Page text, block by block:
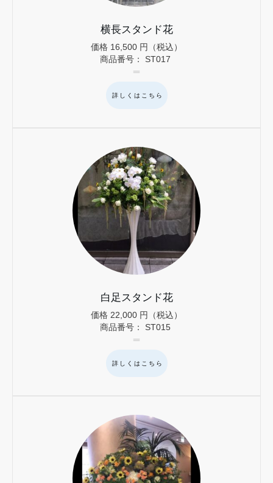
横長スタンド花
価格 16,500 円（税込）
商品番号： ST017
詳しくはこちら
白足スタンド花
価格 22,000 円（税込）
商品番号： ST015
詳しくはこちら